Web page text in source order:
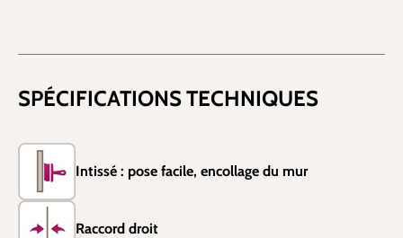
SPÉCIFICATIONS TECHNIQUES
Intissé : pose facile, encollage du mur
Raccord droit